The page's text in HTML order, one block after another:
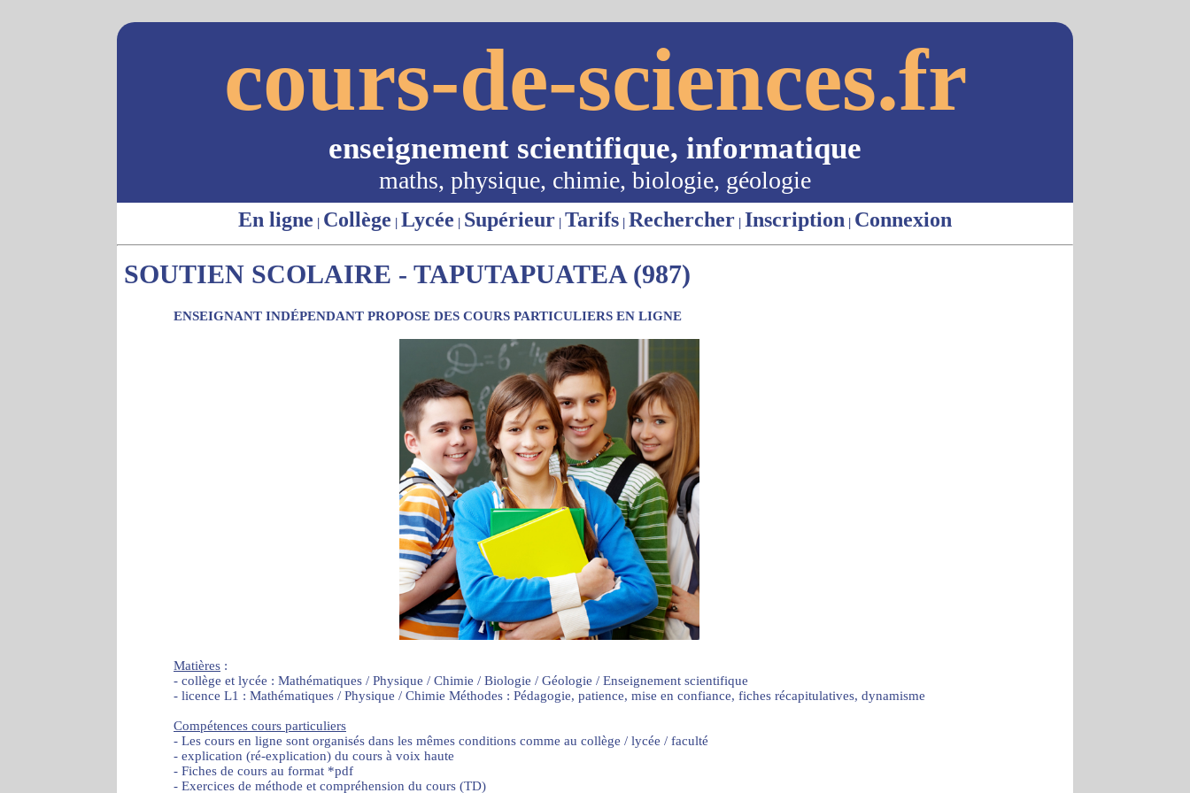
cours-de-sciences.fr
enseignement scientifique, informatique
maths, physique, chimie, biologie, géologie
En ligne | Collège | Lycée | Supérieur | Tarifs | Rechercher | Inscription | Connexion
SOUTIEN SCOLAIRE - TAPUTAPUATEA (987)
ENSEIGNANT INDÉPENDANT PROPOSE DES COURS PARTICULIERS EN LIGNE
Matières :
- collège et lycée : Mathématiques / Physique / Chimie / Biologie / Géologie / Enseignement scientifique
- licence L1 : Mathématiques / Physique / Chimie Méthodes : Pédagogie, patience, mise en confiance, fiches récapitulatives, dynamisme
Compétences cours particuliers
- Les cours en ligne sont organisés dans les mêmes conditions comme au collège / lycée / faculté
- explication (ré-explication) du cours à voix haute
- Fiches de cours au format *pdf
- Exercices de méthode et compréhension du cours (TD)